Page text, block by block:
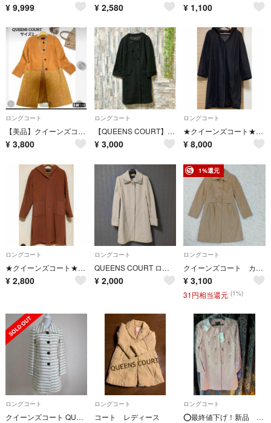
¥ 9,999 ¥ 2,580 ¥ 1,100
ロングコート
【美品】クイーンズコート ノーカラーコート サイズ2 Mサイズ ベージュ秋冬
¥ 3,800
ロングコート
【QUEENS COURT】クイーンズコート ノーカラーコート ブラック (S)
¥ 3,000
ロングコート
★クイーンズコート★ロングコート★黒★
¥ 8,000
ロングコート
★クイーンズコート★ロングコート★
¥ 2,800
ロングコート
QUEENS COURT ロングコート ノーカラー ビジュー ベージュ 2
¥ 2,000
1%還元
ロングコート
クイーンズコート カシミヤ混 ステンカラーコート ロングコート ウール S
¥ 3,100
31円相当還元 (1%)
ロングコート
クイーンズコート QUEENS COURT コート 1 日本製 秋冬 美品
ロングコート
コート レディース
ロングコート
⭕最終値下げ！新品 クイーンズコート ビジューコート♡